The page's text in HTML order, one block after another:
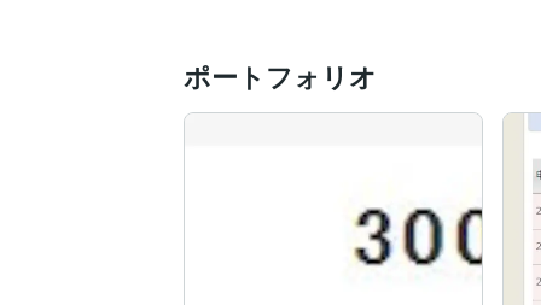
しかし、これとて、まだまだ時代は変わ
そうした潮目を早いうちに掴むためにも
ポートフォリオ